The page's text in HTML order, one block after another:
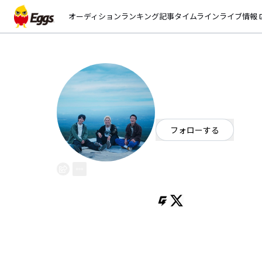
オーディションランキング記事タイムラインライブ情報
フォローする